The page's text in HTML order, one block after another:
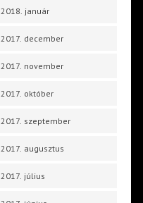
2018. január
2017. december
2017. november
2017. október
2017. szeptember
2017. augusztus
2017. július